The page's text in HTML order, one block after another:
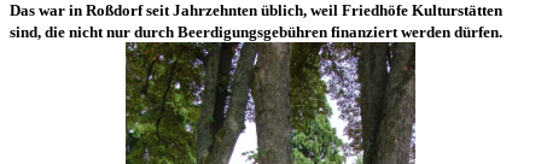
Das war in Roßdorf seit Jahrzehnten üblich, weil Friedhöfe Kulturstätten
sind, die nicht nur durch Beerdigungsgebühren finanziert werden dürfen.